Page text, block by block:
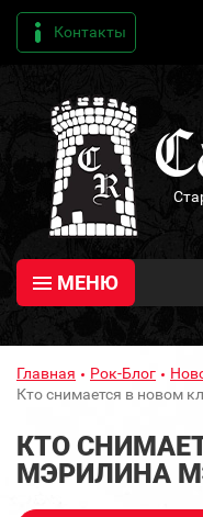
Контакты
МЕНЮ
Главная Рок-Блог
Кто снимается в новом
КТО
МЭРИЛИНА